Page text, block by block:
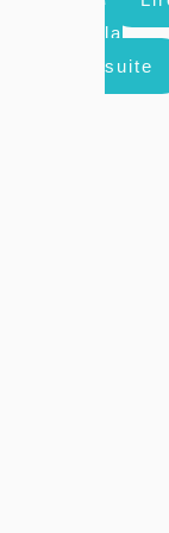
la
suite